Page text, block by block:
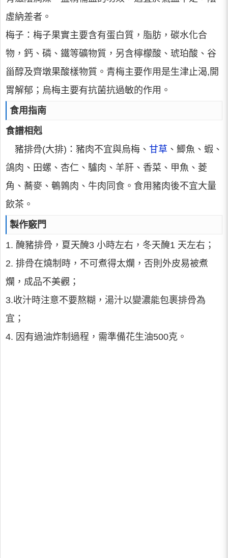
虛納差者。
梅子：梅子果實主要含有蛋白質，脂肪，碳水化合
物，鈣、磷、鐵等礦物質，另含檸檬酸、琥珀酸、谷
甾醇及齊墩果酸樣物質。青梅主要作用是生津止渴,開
胃解郁；烏梅主要有抗菌抗過敏的作用。
食用指南
食譜相剋
豬排骨(大排)：豬肉不宜與烏梅、 甘草 、鯽魚、蝦、
鴿肉、田螺、杏仁、驢肉、羊肝、香菜、甲魚、菱
角、蕎麥、鵪鶉肉、牛肉同食。食用豬肉後不宜大量
飲茶。
製作竅門
1. 醃豬排骨，夏天醃3 小時左右，冬天醃1 天左右；
2. 排骨在燒制時，不可煮得太爛，否則外皮易被煮
爛，成品不美觀；
3.收汁時注意不要熬糊，湯汁以變濃能包裹排骨為
宜；
4. 因有過油炸制過程，需準備花生油500克。